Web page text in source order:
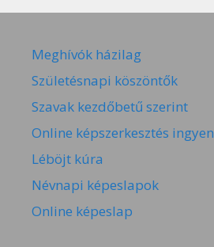
Meghívók házilag
Születésnapi köszöntők
Szavak kezdőbetű szerint
Online képszerkesztés ingyen
Léböjt kúra
Névnapi képeslapok
Online képeslap